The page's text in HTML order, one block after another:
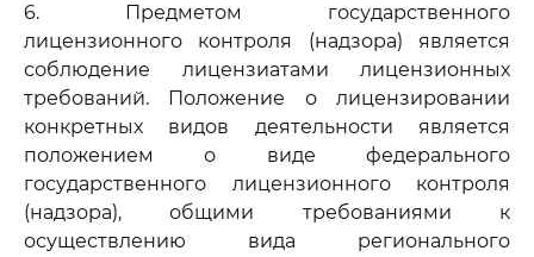
6. Предметом государственного
лицензионного контроля (надзора) является
соблюдение лицензиатами лицензионных
требований. Положение о лицензировании
конкретных видов деятельности является
положением о виде федерального
государственного лицензионного контроля
(надзора), общими требованиями к
осуществлению вида регионального